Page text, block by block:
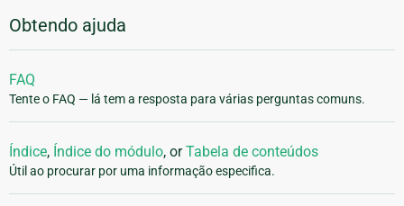
Obtendo ajuda
FAQ
Tente o FAQ — lá tem a resposta para várias perguntas comuns.
Índice, Índice do módulo, orTabela de conteúdos
Útil ao procurar por uma informação especifica.